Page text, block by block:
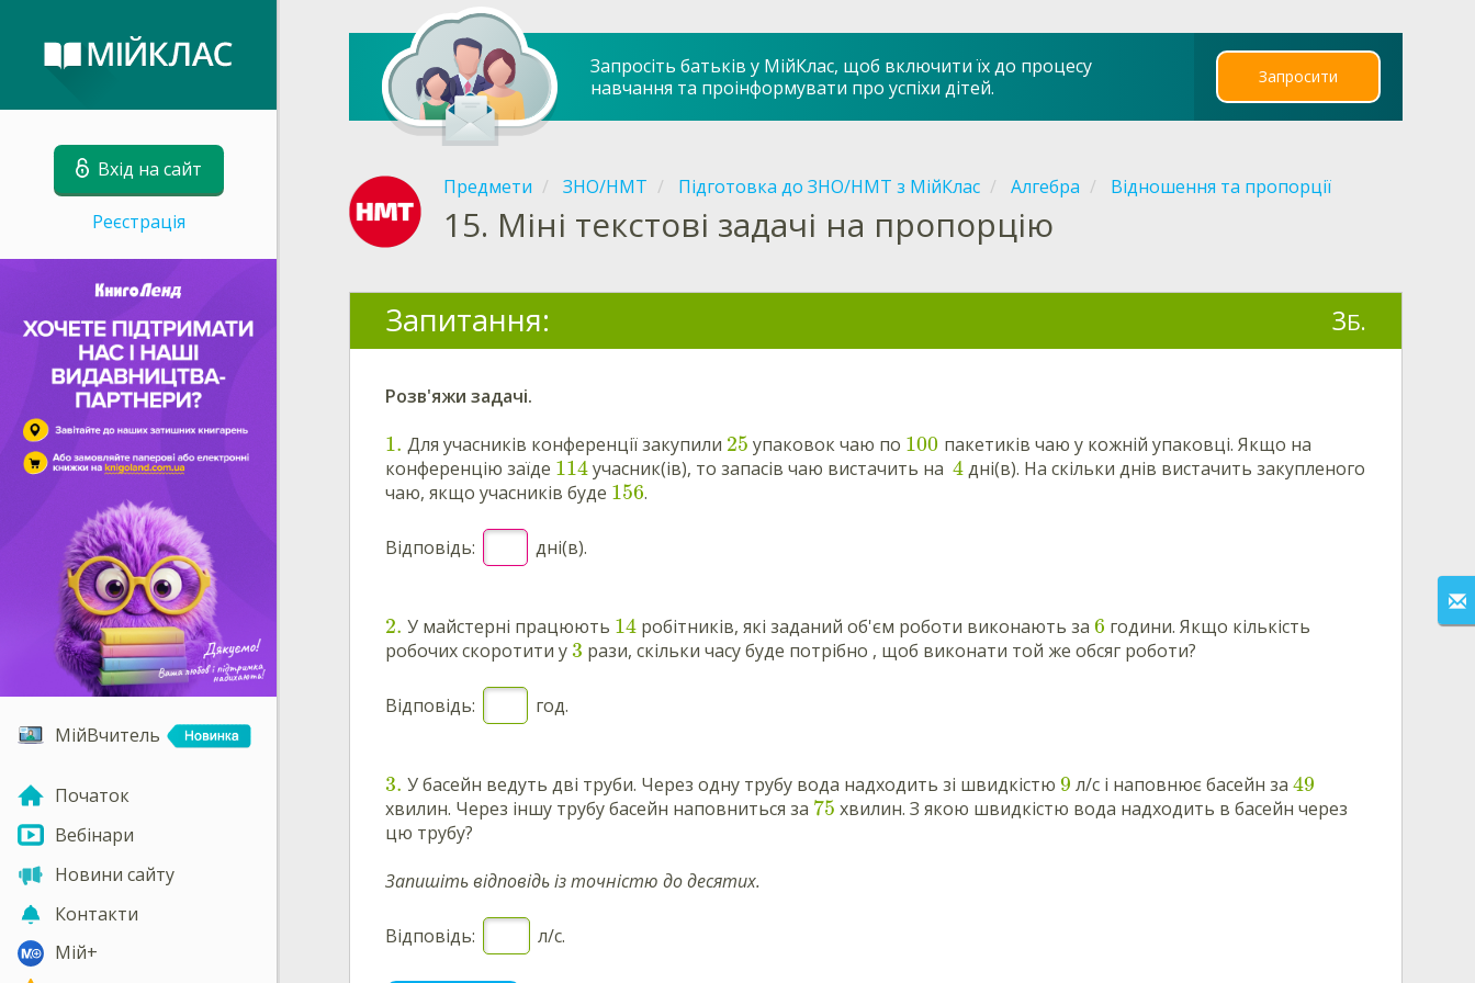
Вхід на сайт
Реєстрація
МійВчитель
Початок
Вебінари
Новини сайту
Контакти
Мій+
Запросіть батьків у МійКлас, щоб включити їх до процесу
навчання та проінформувати про успіхи дітей.
Запросити
Предмети ЗНО/НМТ Підготовка до ЗНО/НМТ з МійКлас Алгебра Відношення та пропорції
15. Міні текстові задачі на пропорцію
Запитання: 3Б.
Розв'яжи задачі.
1 . Для учасників конференції закупили 25 упаковок чаю по 100 пакетиків чаю у кожній упаковці. Якщо на
конференцію заїде 114учасник(ів), то запасів чаю вистачить на 4дні(в). На скільки днів вистачить закупленого
чаю, якщо учасників буде 156.
Відповідь: дні(в).
2. У майстерні працюють 14 робітників, які заданий об'єм роботи виконають за6 години. Якщо кількість
робочих скоротити у3 рази, скільки часу буде потрібно , щоб виконати той же обсяг роботи?
Відповідь: год.
3. У басейн ведуть дві труби. Через одну трубу вода надходить зі швидкістю9 л/с і наповнює басейн за49
хвилин. Через іншу трубу басейн наповниться за 75 хвилин. З якою швидкістю вода надходить в басейн через
цю трубу?
Запишіть відповідь із точністю до десятих.
Відповідь: л/с.